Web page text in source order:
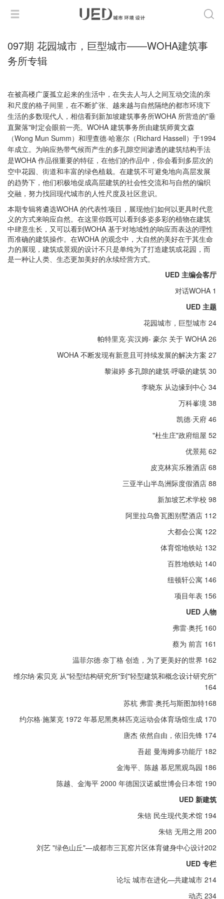
097期 花园城市，巨型城市——WOHA建筑事
务所专辑
在被高楼广厦孤立起来的生活中，在失去人与人之间互动交流的亲
和尺度的格子间里，在不断扩张、越来越与自然隔绝的都市环境下
生活的多数现代人，相信看到新加坡建筑事务所WOHA 所营造的"垂
直聚落"时定会眼前一亮。WOHA 建筑事务所由建筑师黄文森
（Wong Mun Summ）和理查德·哈塞尔（Richard Hassell）于1994
年成立。为响应热带气候而产生的多孔隙空间渗透的建筑结构手法
是WOHA 作品很重要的特征，在他们的作品中，你会看到多层次的
空中花园、街道和丰富的绿色植栽。在建筑不可避免地向高层发展
的趋势下，他们积极地促成高层建筑的社会性交流和与自然的编织
交融，努力找回现代城市的人性尺度及社区意识。
本期专辑将遴选WOHA 的代表性项目，展现他们如何以更具时代意
义的方式来响应自然。在这里你既可以看到多姿多彩的植物在建筑
中肆意生长，又可以看到WOHA 基于对地域性的响应而表达的理性
而准确的建筑操作。在WOHA 的观念中，大自然的美好在于其生命
力的展现，建筑或景观的设计不只是单纯为了打造建筑或花园，而
是一种让人类、生态更加美好的永续经营方式。
UED 主编会客厅
对话WOHA 1
UED 主题
花园城市，巨型城市 24
帕特里克·宾汉姆- 豪尔 关于 WOHA 26
WOHA 不断发现有新意且可持续发展的解决方案 27
黎淑婷 多孔隙的建筑·呼吸的建筑 30
李晓东 从边缘到中心 34
万科峯境 38
凯德·天府 46
"杜生庄"政府组屋 52
优景苑 62
皮克林宾乐雅酒店 68
三亚半山半岛洲际度假酒店 88
新加坡艺术学校 98
阿里拉乌鲁瓦图别墅酒店 112
大都会公寓 122
体育馆地铁站 132
百胜地铁站 140
纽顿轩公寓 146
项目年表 156
UED 人物
弗雷·奥托 160
蔡为 前言 161
温菲尔德·奈丁格 创造，为了更美好的世界 162
维尔纳·索贝克 从"轻型结构研究所"到"轻型建筑和概念设计研究所"
164
苏杭 弗雷·奥托与斯图加特168
约尔格·施莱克 1972 年慕尼黑奥林匹克运动会体育场馆生成 170
唐杰 依然自由，依旧先锋 174
吾超 曼海姆多功能厅 182
金海平、陈越 慕尼黑观鸟园 186
陈越、金海平 2000 年德国汉诺威世博会日本馆 190
UED 新建筑
朱锫 民生现代美术馆 194
朱锫 无用之用 200
刘艺 "绿色山丘"—成都市三瓦窑片区体育健身中心设计202
UED 专栏
论坛 城市在进化—共建城市 214
动态 234